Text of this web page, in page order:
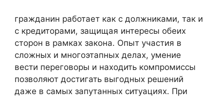
гражданин работает как с должниками, так и
с кредиторами, защищая интересы обеих
сторон в рамках закона. Опыт участия в
сложных и многоэтапных делах, умение
вести переговоры и находить компромиссы
позволяют достигать выгодных решений
даже в самых запутанных ситуациях. При